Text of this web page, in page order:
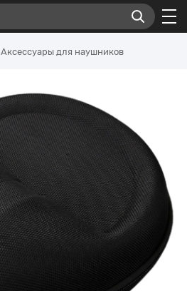
Аксессуары для наушников